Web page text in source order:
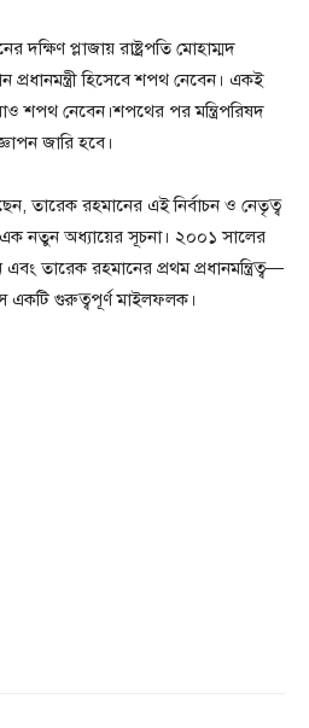
প্লাজায় রাষ্ট্রপতি মোহাম্মদ
প্রধানমন্ত্রী হিসেবে শপথ নেবেন। একই
শপথ নেবেন।শপথের পর মন্ত্রিপরিষদ
জারি হবে।
তারেক রহমানের এই নির্বাচন ও নেতৃত্ব
এক নতুন অধ্যায়ের সূচনা। ২০০১ সালের
তারেক রহমানের প্রথম প্রধানমন্ত্রিত্ব—
একটি গুরুত্বপূর্ণ মাইলফলক।